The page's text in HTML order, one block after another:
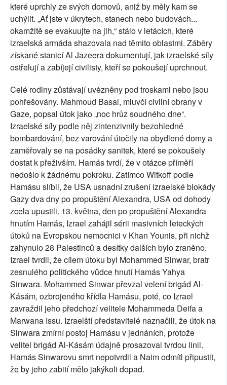
které uprchly ze svých domovů, aniž by měly kam se
uchýlit. „Ať jste v úkrytech, stanech nebo budovách...
okamžitě se evakuujte na jih,“ stálo v letácích, které
izraelská armáda shazovala nad těmito oblastmi. Záběry
získané stanicí Al Jazeera dokumentují, jak izraelské síly
ostřelují a zabíjejí civilisty, kteří se pokoušejí uprchnout.
Celé rodiny zůstávají uvězněny pod troskami nebo jsou
pohřešovány. Mahmoud Basal, mluvčí civilní obrany v
Gaze, popsal útok jako „noc hrůz soudného dne“.
Izraelské síly podle něj zintenzivnily bezohledné
bombardování, bez varování útočily na obydlené domy a
zaměřovaly se na posádky sanitek, které se pokoušely
dostat k přeživším. Hamás tvrdí, že v otázce příměří
nedošlo k žádnému pokroku. Zatímco Witkoff podle
Hamásu slíbil, že USA usnadní zrušení izraelské blokády
Gazy dva dny po propuštění Alexandra, USA od dohody
zcela upustili. 13. května, den po propuštění Alexandra
hnutím Hamás, Izrael zahájil sérii masivních leteckých
útoků na Evropskou nemocnici v Khan Younis, při nichž
zahynulo 28 Palestinců a desítky dalších bylo zraněno.
Izrael tvrdil, že cílem útoku byl Mohammed Sinwar, bratr
zesnulého politického vůdce hnutí Hamás Yahya
Sinwara. Mohammed Sinwar převzal velení brigád Al-
Kásám, ozbrojeného křídla Hamásu, poté, co Izrael
zavraždil jeho předchozí velitele Mohammeda Deifa a
Marwana Issu. Izraelští představitelé naznačili, že útok na
Sinwara zmírní postoj Hamásu v jednáních, protože
velitel brigád Al-Kásám údajně prosazoval tvrdou linii.
Hamás Sinwarovu smrt nepotvrdil a Naim odmítl připustit,
že by jeho zabití mělo jakýkoli dopad.